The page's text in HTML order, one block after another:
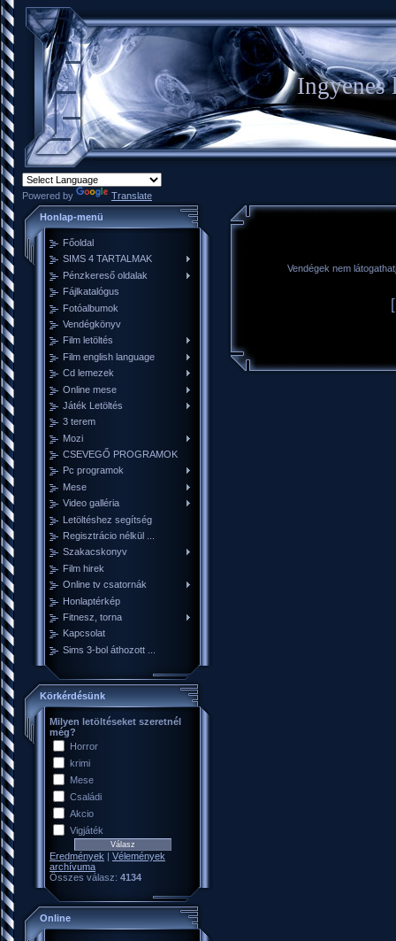
Ingyenes
Powered by
Translate
Honlap-menü
Főoldal
SIMS 4 TARTALMAK
Pénzkereső oldalak
Fájlkatalógus
Fotóalbumok
Vendégkönyv
Film letöltés
Film english language
Cd lemezek
Online mese
Játék Letöltés
3 terem
Mozi
CSEVEGŐ PROGRAMOK
Pc programok
Mese
Video galléria
Letöltéshez segítség
Regisztrácio nélkül ...
Szakacskonyv
Film hirek
Online tv csatornák
Honlaptérkép
Fitnesz, torna
Kapcsolat
Sims 3-bol áthozott ...
Körkérdésünk
Milyen letöltéseket szeretnél
még?
Horror
krimi
Mese
Családi
Akcio
Vigjáték
Eredmények | Vélemények
archívuma
Összes válasz: 4134
Online
Vendégek nem